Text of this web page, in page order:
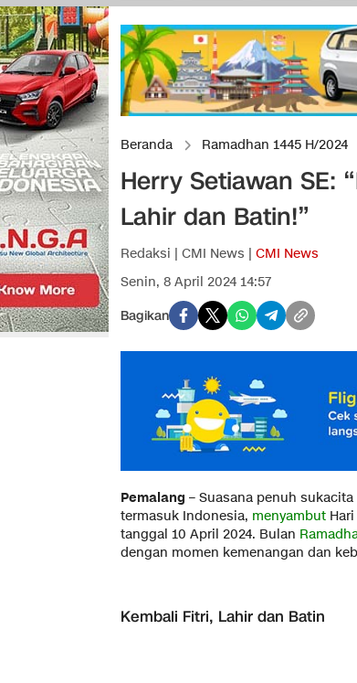
Beranda Ramadhan 1445 H/2024
Herry Setiawan SE:
Lahir dan Batin!”
Redaksi | CMI News | CMI News
Senin, 8 April 2024 14:57
Bagikan
Pemalang – Suasana penuh
termasuk Indonesia, menyambut
tanggal 10 April 2024. Bulan
dengan momen kemenangan dan
Kembali Fitri, Lahir dan Batin